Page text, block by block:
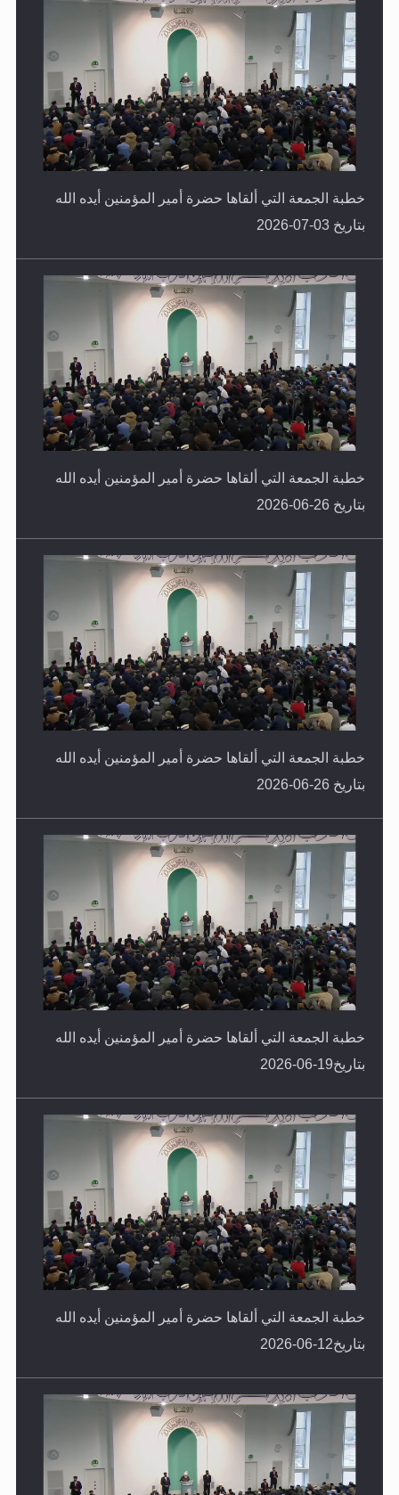
خطبة الجمعة التي ألقاها حضرة أمير المؤمنين أيده الله
بتاريخ 03-07-2026
خطبة الجمعة التي ألقاها حضرة أمير المؤمنين أيده الله
بتاريخ 26-06-2026
خطبة الجمعة التي ألقاها حضرة أمير المؤمنين أيده الله
بتاريخ 26-06-2026
خطبة الجمعة التي ألقاها حضرة أمير المؤمنين أيده الله
بتاريخ19-06-2026
خطبة الجمعة التي ألقاها حضرة أمير المؤمنين أيده الله
بتاريخ12-06-2026